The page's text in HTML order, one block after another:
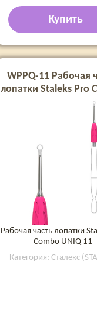
Купить
WPPQ-11 Рабочая
лопатки Staleks Pro
UNIQ 11 кольцо
Рабочая часть лопатки
Combo UNIQ 11
Категория: Сталекс